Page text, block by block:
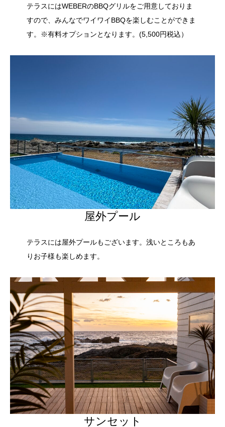
テラスにはWEBERのBBQグリルをご用意しておりま
すので、みんなでワイワイBBQを楽しむことができま
す。※有料オプションとなります。(5,500円税込）
屋外プール
テラスには屋外プールもございます。浅いところもあ
りお子様も楽しめます。
サンセット